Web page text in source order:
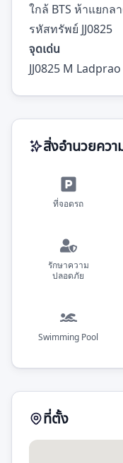
ใกล้ BTS ห้าแยกล
รหัสทรัพย์ JJ0825
จุดเด่น
JJ0825 M Ladprao
สิ่งอำนวยควา
ที่จอดรถ
รักษาความ
ปลอดภัย
Swimming Pool
ที่ตั้ง